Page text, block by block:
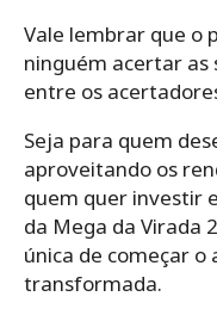
Vale lembrar que o
ninguém acertar as
entre os
Seja para quem
aproveitando os
quem quer investir
da Mega da Virada
única de começar
transformada.